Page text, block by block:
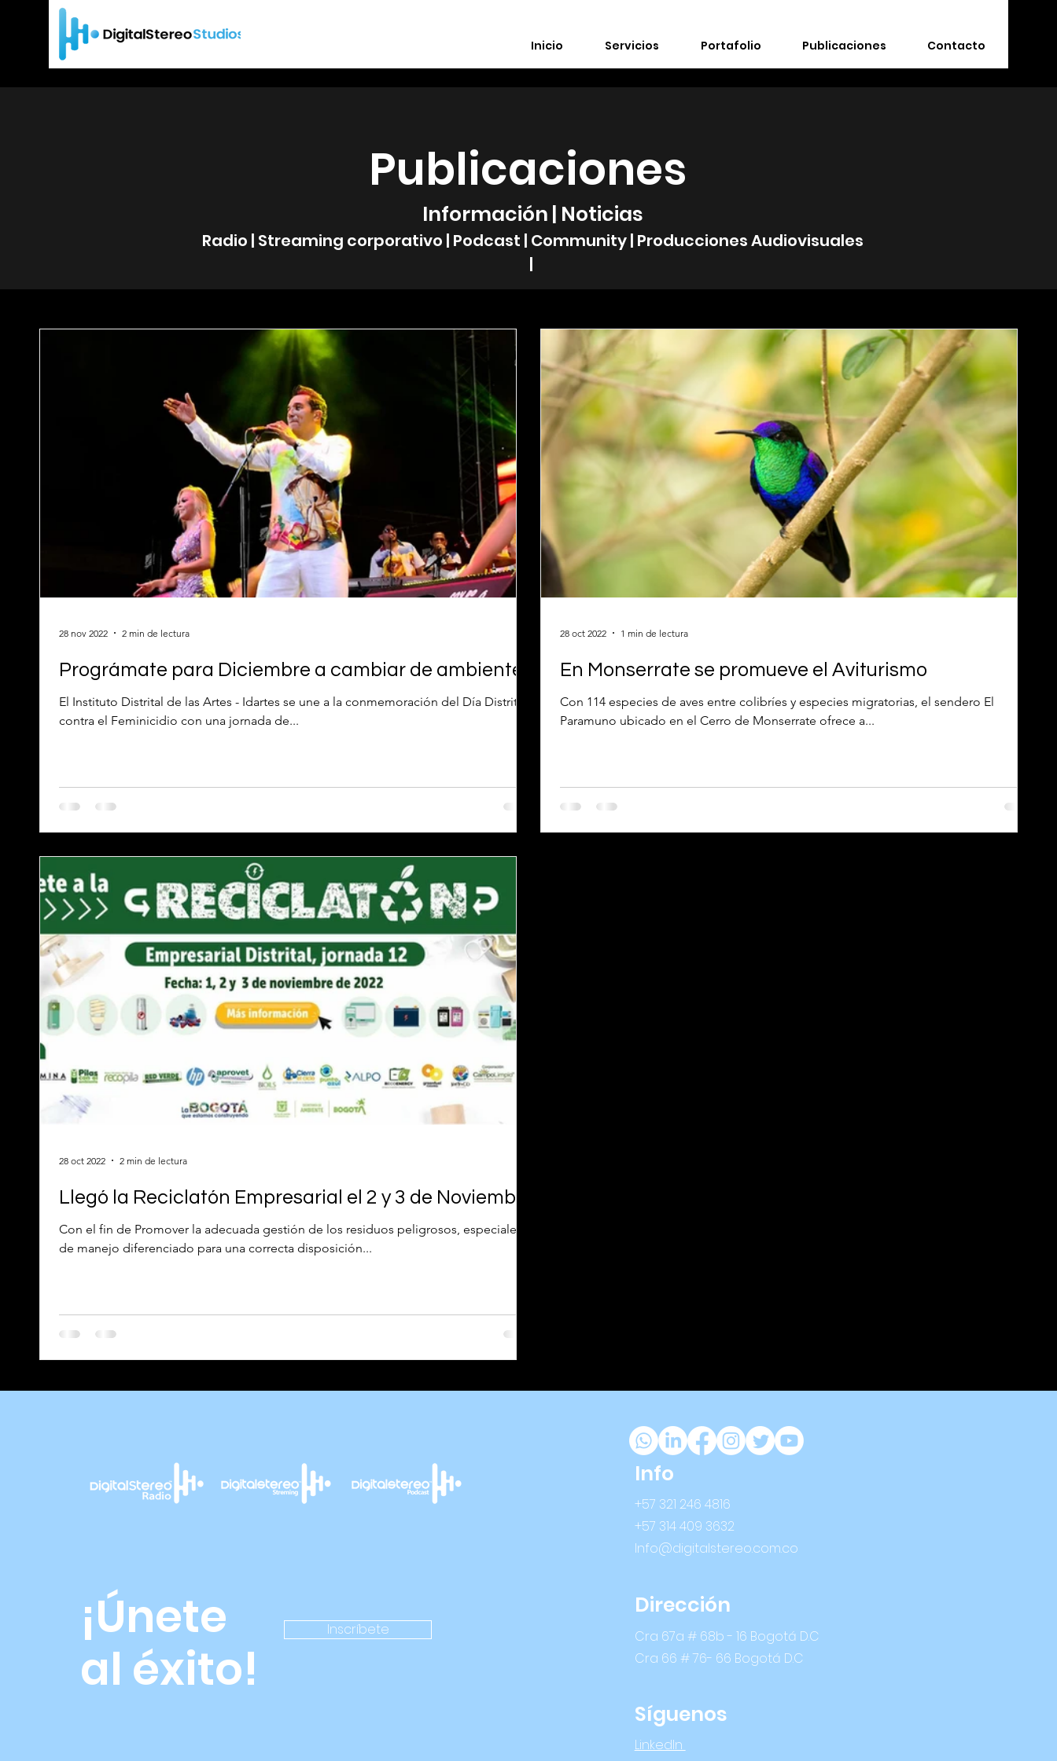
Inicio Servicios Portafolio Publicaciones Contacto
Publicaciones
Información | Noticias
Radio | Streaming corporativo | Podcast | Community | Producciones Audiovisuales
|
Prográmate para Diciembre a cambiar de ambiente
El Instituto Distrital de las Artes - Idartes se une a la conmemoración del Día Distrital
contra el Feminicidio con una jornada de...
28 nov 2022 2 min de lectura
En Monserrate se promueve el Aviturismo
Con 114 especies de aves entre colibríes y especies migratorias, el sendero El
Paramuno ubicado en el Cerro de Monserrate ofrece a...
28 oct 2022 1 min de lectura
Llegó la Reciclatón Empresarial el 2 y 3 de Noviembre
Con el fin de Promover la adecuada gestión de los residuos peligrosos, especiales y
de manejo diferenciado para una correcta disposición...
28 oct 2022 2 min de lectura
¡Únete
al éxito!
Inscríbete
Info
+57 321 246 4816
+57 314 409 3632
Info@digitalstereo.com.co
Dirección
Cra 67a # 68b - 16 Bogotá D.C
Cra 66 # 76- 66 Bogotá D.C
Síguenos
LinkedIn